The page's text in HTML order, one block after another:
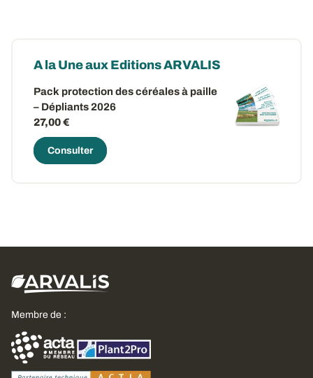
A la Une aux Editions ARVALIS
Pack protection des céréales à paille
– Dépliants 2026
27,00 €
Consulter
Membre de :